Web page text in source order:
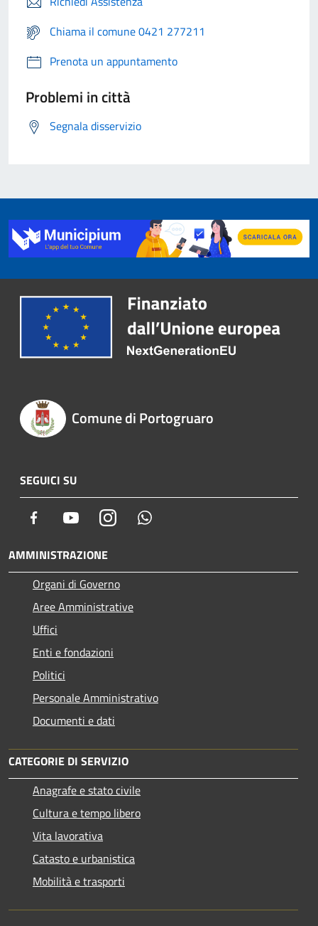
Chiama il comune 0421 277211
Prenota un appuntamento
Problemi in città
Segnala disservizio
Comune di Portogruaro
SEGUICI SU
Facebook YoutubeInstagram
AMMINISTRAZIONE
Organi di Governo
Aree Amministrative
Uffici
Enti e fondazioni
Politici
Personale Amministrativo
Documenti e dati
CATEGORIE DI SERVIZIO
Anagrafe e stato civile
Cultura e tempo libero
Vita lavorativa
Catasto e urbanistica
Mobilità e trasporti